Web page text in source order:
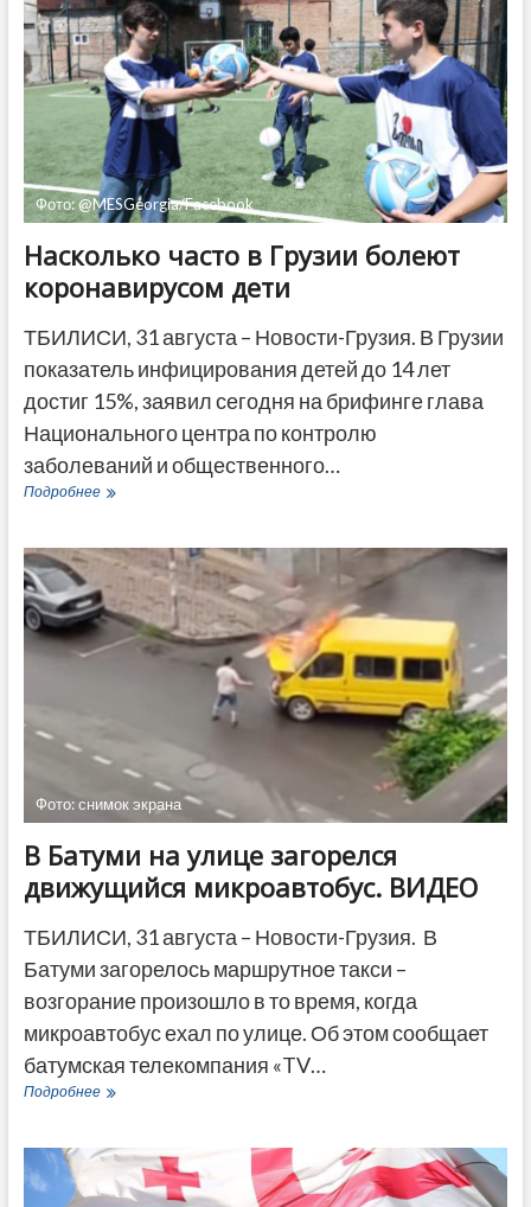
соблюдают
масочный
режим
Фото: @MESGeorgia/Facebook
Насколько часто в Грузии болеют
коронавирусом дети
ТБИЛИСИ, 31 августа – Новости-Грузия. В Грузии
показатель инфицирования детей до 14 лет
достиг 15%, заявил сегодня на брифинге глава
Национального центра по контролю
заболеваний и общественного…
ПодробнееНасколько
Грузии
болеют
коронавирусом
дети
Фото: снимок экрана
В Батуми на улице загорелся
движущийся микроавтобус. ВИДЕО
ТБИЛИСИ, 31 августа – Новости-Грузия. В
Батуми загорелось маршрутное такси –
возгорание произошло в то время, когда
микроавтобус ехал по улице. Об этом сообщает
батумская телекомпания «TV…
ПодробнееВ
улице
загорелся
движущийся